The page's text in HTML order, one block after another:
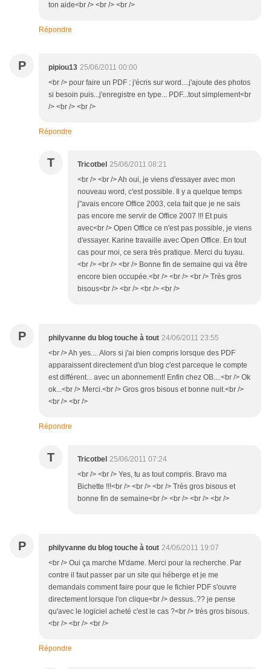
ton aide<br /> <br /> <br />
Répondre
P pipiou13 25/06/2011 00:00
<br /> pour faire un PDF : j'écris sur word....j'ajoute des photos
si besoin puis...j'enregistre en type... PDF...tout simplement<br
/> <br /> <br />
Répondre
T Tricotbel 25/06/2011 08:21
<br /> <br /> Ah oui, je viens d'essayer avec mon
nouveau word, c'est possible. Il y a quelque temps
j"avais encore Office 2003, cela fait que je ne sais
pas encore me servir de Office 2007 !!! Et puis
avec<br /> Open Office ce n'est pas possible, je viens
d'essayer. Karine travaille avec Open Office. En tout
cas pour moi, ce sera très pratique. Merci du tuyau.
<br /> <br /> <br /> Bonne fin de semaine qui va être
encore bien occupée.<br /> <br /> <br /> Très gros
bisous<br /> <br /> <br /> <br />
P philyvanne du blog touche à tout 24/06/2011 23:55
<br /> Ah yes.... Alors si j'ai bien compris lorsque des PDF
apparaissent directement d'un blog c'est parceque le compte
est différent... avec un abonnement! Enfin chez OB....<br /> Ok
ok...<br /> Merci.<br /> Gros gros bisous et bonne nuit.<br />
<br /> <br />
Répondre
T Tricotbel 25/06/2011 07:24
<br /> <br /> Yes, tu as tout compris. Bravo ma
Bichette !!!<br /> <br /> <br /> Très gros bisous et
bonne fin de semaine<br /> <br /> <br /> <br />
P philyvanne du blog touche à tout 24/06/2011 19:07
<br /> Oui ça marche M'dame. Merci pour la recherche. Par
contre il faut passer par un site qui héberge et je me
demandais comment faire pour que le fichier PDF s'ouvre
directement lorsque l'on clique<br /> dessus..?? je pense
qu'avec le logiciel acheté c'est le cas ?<br /> très gros bisous.
<br /> <br /> <br />
Répondre